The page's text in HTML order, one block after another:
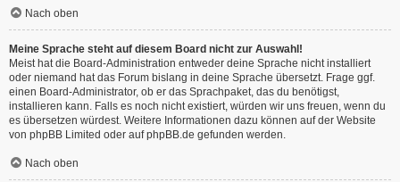
Nach oben
Meine Sprache steht auf diesem Board nicht zur Auswahl!
Meist hat die Board-Administration entweder deine Sprache nicht installiert
oder niemand hat das Forum bislang in deine Sprache übersetzt. Frage ggf.
einen Board-Administrator, ob er das Sprachpaket, das du benötigst,
installieren kann. Falls es noch nicht existiert, würden wir uns freuen, wenn du
es übersetzen würdest. Weitere Informationen dazu können auf der Website
von phpBB Limited oder aufphpBB.de gefunden werden.
Nach oben